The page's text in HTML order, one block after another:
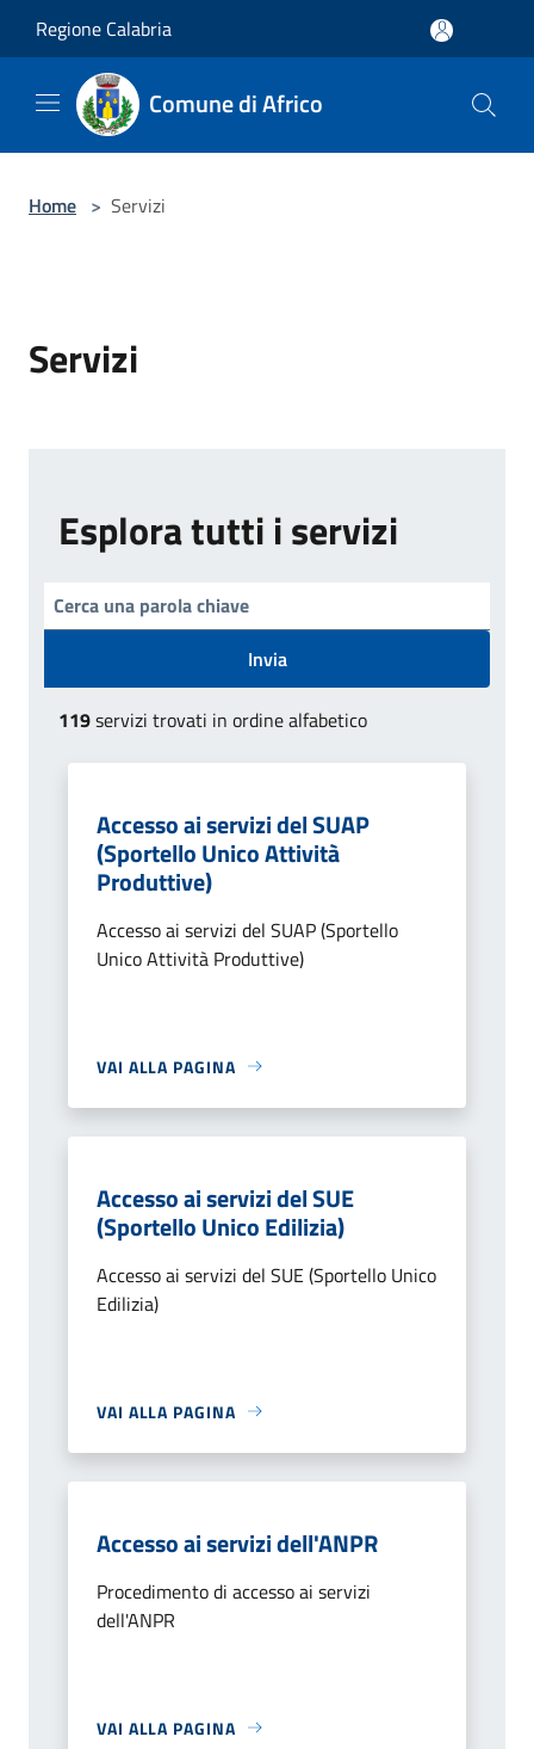
Regione Calabria
Comune di Africo
Home > Servizi
Servizi
Esplora tutti i servizi
Invia
119servizi trovati in ordine alfabetico
Accesso ai servizi del SUAP
(Sportello Unico Attività
Produttive)
Accesso ai servizi del SUAP (Sportello
Unico Attività Produttive)
VAI ALLA PAGINA
Accesso ai servizi del SUE
(Sportello Unico Edilizia)
Accesso ai servizi del SUE (Sportello Unico
Edilizia)
VAI ALLA PAGINA
Accesso ai servizi dell'ANPR
Procedimento di accesso ai servizi
dell'ANPR
VAI ALLA PAGINA